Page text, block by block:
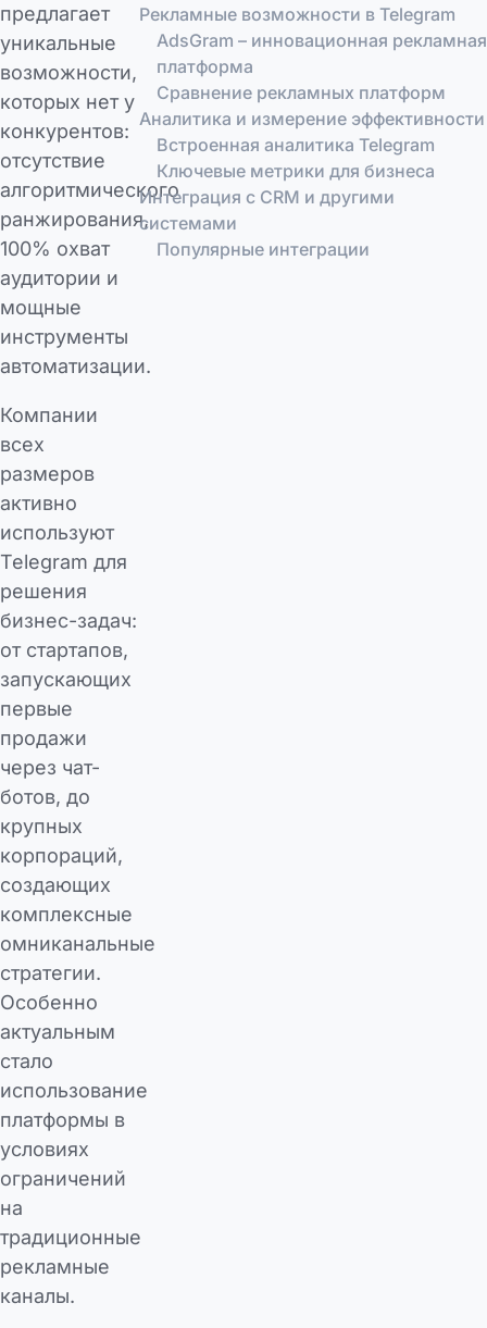
Рекламные возможности в Telegram
AdsGram – инновационная рекламная
платформа
Сравнение рекламных платформ
Аналитика и измерение эффективности
Встроенная аналитика Telegram
Ключевые метрики для бизнеса
Интеграция с CRM и другими
системами
Популярные интеграции
предлагает
уникальные
возможности,
которых нет у
конкурентов:
отсутствие
алгоритмического
ранжирования,
100% охват
аудитории и
мощные
инструменты
автоматизации.
Компании
всех
размеров
активно
используют
Telegram для
решения
бизнес-задач:
от стартапов,
запускающих
первые
продажи
через чат-
ботов, до
крупных
корпораций,
создающих
комплексные
омниканальные
стратегии.
Особенно
актуальным
стало
использование
платформы в
условиях
ограничений
на
традиционные
рекламные
каналы.